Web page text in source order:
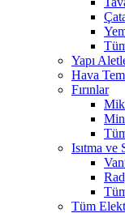
Yapı
Hava
Fırınlar
Isıtma ve
Tüm